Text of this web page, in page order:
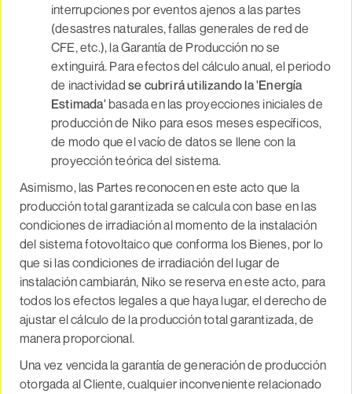
interrupciones por eventos ajenos a las partes
(desastres naturales, fallas generales de red de
CFE, etc.), la Garantía de Producción no se
extinguirá. Para efectos del cálculo anual, el periodo
de inactividad se cubrirá utilizando la 'Energía
Estimada'basada en las proyecciones iniciales de
producción de Niko para esos meses específicos,
de modo que el vacío de datos se llene con la
proyección teórica del sistema.
Asimismo, las Partes reconocen en este acto que la
producción total garantizada se calcula con base en las
condiciones de irradiación al momento de la instalación
del sistema fotovoltaico que conforma los Bienes, por lo
que si las condiciones de irradiación del lugar de
instalación cambiarán, Niko se reserva en este acto, para
todos los efectos legales a que haya lugar, el derecho de
ajustar el cálculo de la producción total garantizada, de
manera proporcional.
Una vez vencida la garantía de generación de producción
otorgada al Cliente, cualquier inconveniente relacionado